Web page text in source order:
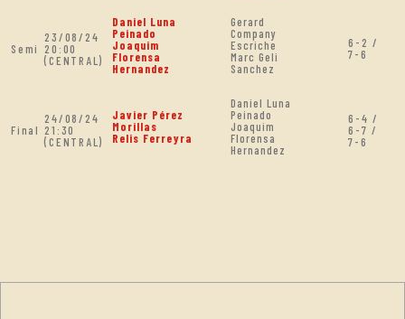
Semi
23/08/24
20:00
(CENTRAL)
Daniel Luna
Peinado
Joaquim
Florensa
Hernandez
Gerard
Company
Escriche
Marc Geli
Sanchez
6-2 /
7-6
Final
24/08/24
21:30
(CENTRAL)
Javier Pérez
Morillas
Relis Ferreyra
Daniel Luna
Peinado
Joaquim
Florensa
Hernandez
6-4 /
6-7 /
7-6